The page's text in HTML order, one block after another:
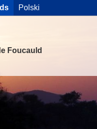
Polski
Foucauld